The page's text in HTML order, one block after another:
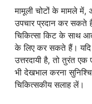
मामूली चोटों के मामले
उपचार प्रदान कर सकते
चिकित्सा किट के साथ
के लिए कर सकते हैं। यदि
उत्तरदायी है, तो तुरंत
भी देखभाल करना
चिकित्सकीय सलाह लें।